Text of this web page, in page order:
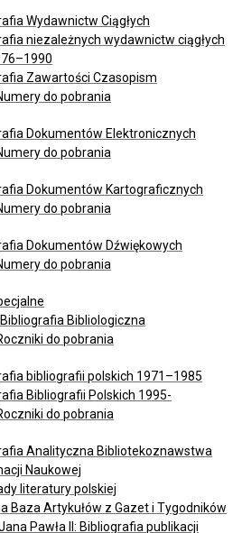
Wydawnictw Ciągłych
niezależnych wydawnictw ciągłych
Zawartości Czasopism
do pobrania
Dokumentów Elektronicznych
do pobrania
Dokumentów Kartograficznych
do pobrania
Dokumentów Dźwiękowych
do pobrania
Bibliologiczna
do pobrania
bibliografii polskich 1971–1985
Bibliografii Polskich 1995-
do pobrania
Analityczna Bibliotekoznawstwa
Naukowej
literatury polskiej
Baza Artykułów z Gazet i Tygodników
Pawła II: Bibliografia publikacji